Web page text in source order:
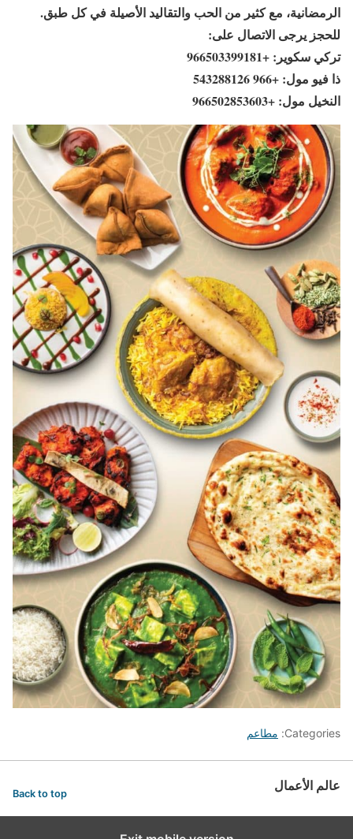
الرمضانية، مع كثير من الحب والتقاليد الأصيلة في كل طبق.
للحجز يرجى الاتصال على:
تركي سكوير: +966503399181
ذا فيو مول: +966 543288126
النخيل مول: +966502853603
Categories: مطاعم
عالم الأعمال Back to top